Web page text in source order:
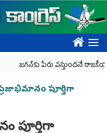
????
జగన్‌కు పేరు వస్తుందనే రాజకీయ కక్షతో
పూర్తిగా
పూర్తిగా